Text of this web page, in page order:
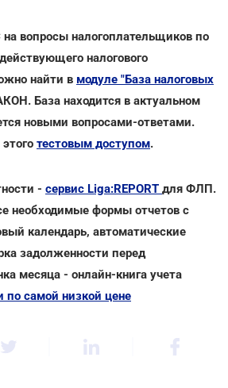
вопросы налогоплательщиков по
налогового
найти в модуле "База налоговых
База находится в актуальном
новыми вопросами-ответами.
тестовым доступом.
- сервис Liga:REPORT для ФЛП.
необходимые формы отчетов с
календарь, автоматические
задолженности перед
месяца - онлайн-книга учета
по самой низкой цене